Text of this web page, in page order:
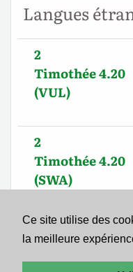
Ce site utilise des
la meilleure
Langues
2
Timothée 4.20
(VUL)
2
Timothée 4.20
(SWA)
Timothée 4.20
(SBLGNT)